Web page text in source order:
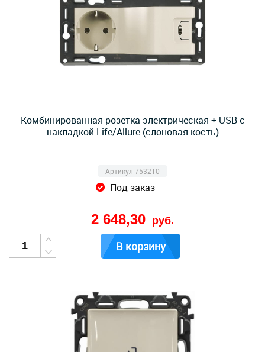
Комбинированная розетка электрическая + USB с
накладкой Life/Allure (слоновая кость)
Артикул 753210
Под заказ
2 648,30 руб.
В корзину